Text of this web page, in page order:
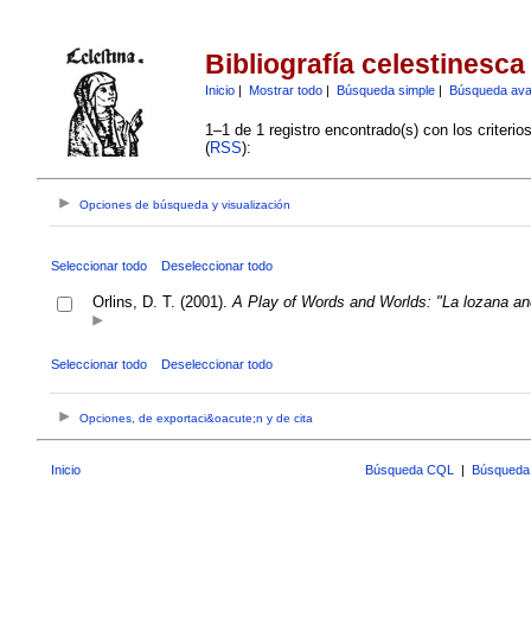
Bibliografía celestinesca
Inicio| Mostrar todo| Búsqueda simple| Búsqueda
1–1 de 1 registro encontrado(s) con los
(RSS):
Opciones de búsqueda y visualización
Seleccionar todo Deseleccionar todo
Orlins, D. T. (2001). A Play of Words and Worlds: "La lozana
Seleccionar todo Deseleccionar todo
Opciones, de exportaci&oacute;n y de cita
Inicio Búsqueda CQL |